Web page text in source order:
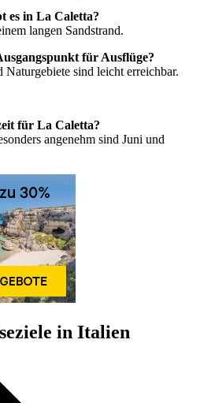
es in La Caletta?
langen Sandstrand.
für Ausflüge?
sind leicht erreichbar.
für La Caletta?
angenehm sind Juni und
in Italien